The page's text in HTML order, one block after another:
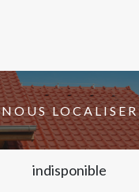
NOUS LOCALISER
indisponible